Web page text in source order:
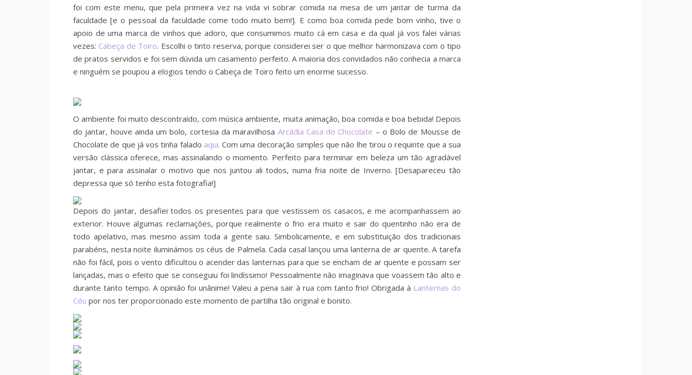
foi com este menu, que pela primeira vez na vida vi sobrar comida na mesa de um jantar de turma da
faculdade [e o pessoal da faculdade come todo muito bem!]. E como boa comida pede bom vinho, tive o
apoio de uma marca de vinhos que adoro, que consumimos muito cá em casa e da qual já vos falei várias
vezes: Cabeça de Toiro. Escolhi o tinto reserva, porque considerei ser o que melhor harmonizava com o tipo
de pratos servidos e foi sem dúvida um casamento perfeito. A maioria dos convidados não conhecia a marca
e ninguém se poupou a elogios tendo o Cabeça de Toiro feito um enorme sucesso.
O ambiente foi muito descontraído, com música ambiente, muita animação, boa comida e boa bebida! Depois
do jantar, houve ainda um bolo, cortesia da maravilhosa Arcádia Casa do Chocolate – o Bolo de Mousse de
Chocolate de que já vos tinha falado aqui. Com uma decoração simples que não lhe tirou o requinte que a sua
versão clássica oferece, mas assinalando o momento. Perfeito para terminar em beleza um tão agradável
jantar, e para assinalar o motivo que nos juntou ali todos, numa fria noite de Inverno. [Desapareceu tão
depressa que só tenho esta fotografia!]
Depois do jantar, desafiei todos os presentes para que vestissem os casacos, e me acompanhassem ao
exterior. Houve algumas reclamações, porque realmente o frio era muito e sair do quentinho não era de
todo apelativo, mas mesmo assim toda a gente saiu. Simbolicamente, e em substituição dos tradicionais
parabéns, nesta noite iluminámos os céus de Palmela. Cada casal lançou uma lanterna de ar quente. A tarefa
não foi fácil, pois o vento dificultou o acender das lanternas para que se encham de ar quente e possam ser
lançadas, mas o efeito que se conseguiu foi lindíssimo! Pessoalmente não imaginava que voassem tão alto e
durante tanto tempo. A opinião foi unânime! Valeu a pena sair à rua com tanto frio! Obrigada à Lanternas do
Céu por nos ter proporcionado este momento de partilha tão original e bonito.